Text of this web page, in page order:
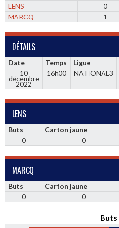
LENS
0
MARCQ
1
DÉTAILS
Date Temps Ligue
10
décembre
2022
16h00 NATIONAL3
LENS
Buts Carton jaune
0
0
MARCQ
Buts Carton jaune
0
0
Buts